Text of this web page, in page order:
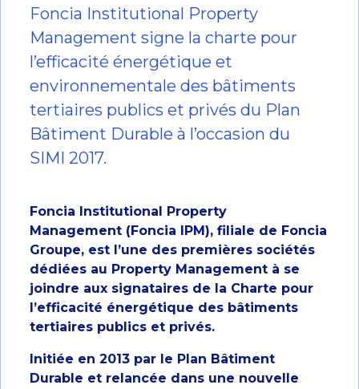
Foncia Institutional Property
Management signe la charte pour
l’efficacité énergétique et
environnementale des bâtiments
tertiaires publics et privés du Plan
Bâtiment Durable à l’occasion du
SIMI 2017.
Foncia Institutional Property
Management (Foncia IPM), filiale de Foncia
Groupe, est l’une des premières sociétés
dédiées au Property Management à se
joindre aux signataires de la Charte pour
l’efficacité énergétique des bâtiments
tertiaires publics et privés.
Initiée en 2013 par le Plan Bâtiment
Durable et relancée dans une nouvelle